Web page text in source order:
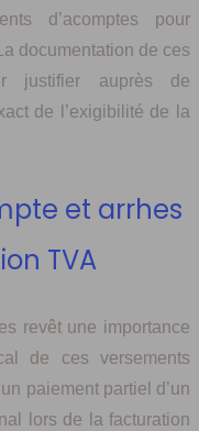
d’acomptes pour
documentation de ces
justifier auprès de
de l’exigibilité de la
et arrhes
TVA
revêt une importance
de ces versements
paiement partiel d’un
lors de la facturation